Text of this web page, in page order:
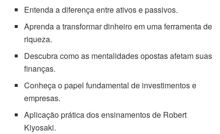
Entenda a diferença entre ativos e passivos.
Aprenda a transformar dinheiro em uma ferramenta de
riqueza.
Descubra como as mentalidades opostas afetam suas
finanças.
Conheça o papel fundamental de investimentos e
empresas.
Aplicação prática dos ensinamentos de Robert
Kiyosaki.